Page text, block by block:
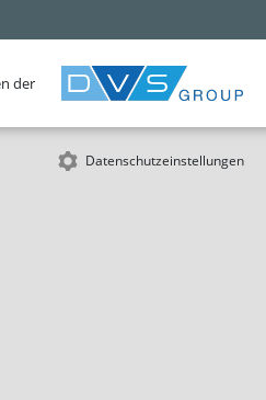
der
Datenschutzeinstellungen